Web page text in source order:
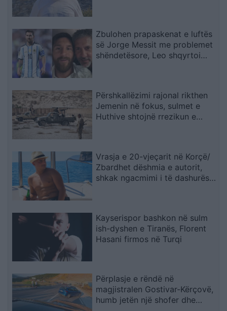
Zbulohen prapaskenat e luftës
së Jorge Messit me problemet
shëndetësore, Leo shqyrtoi
Përshkallëzimi rajonal rikthen
Jemenin në fokus, sulmet e
Huthive shtojnë rrezikun e
Vrasja e 20-vjeçarit në Korçë/
Zbardhet dëshmia e autorit,
shkak ngacmimi i të dashurës
Kayserispor bashkon në sulm
ish-dyshen e Tiranës, Florent
Hasani firmos në Turqi
Përplasje e rëndë në
magjistralen Gostivar-Kërçovë,
humb jetën një shofer dhe